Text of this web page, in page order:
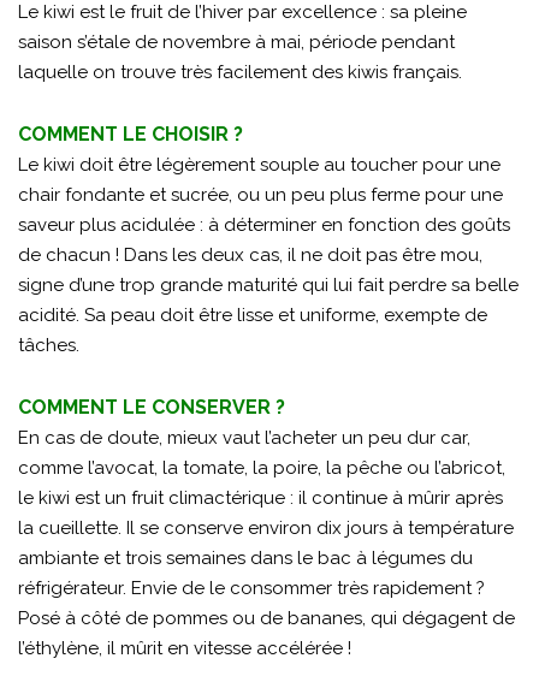
Le kiwi est le fruit de l’hiver par excellence : sa pleine
saison s’étale de novembre à mai, période pendant
laquelle on trouve très facilement des kiwis français.
COMMENT LE CHOISIR ?
Le kiwi doit être légèrement souple au toucher pour une
chair fondante et sucrée, ou un peu plus ferme pour une
saveur plus acidulée : à déterminer en fonction des goûts
de chacun ! Dans les deux cas, il ne doit pas être mou,
signe d’une trop grande maturité qui lui fait perdre sa belle
acidité. Sa peau doit être lisse et uniforme, exempte de
tâches.
COMMENT LE CONSERVER ?
En cas de doute, mieux vaut l’acheter un peu dur car,
comme l’avocat, la tomate, la poire, la pêche ou l’abricot,
le kiwi est un fruit climactérique : il continue à mûrir après
la cueillette. Il se conserve environ dix jours à température
ambiante et trois semaines dans le bac à légumes du
réfrigérateur. Envie de le consommer très rapidement ?
Posé à côté de pommes ou de bananes, qui dégagent de
l’éthylène, il mûrit en vitesse accélérée !